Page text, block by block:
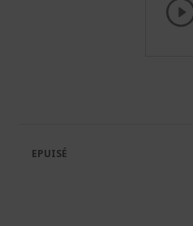
Galerie
d’images
EPUISÉ